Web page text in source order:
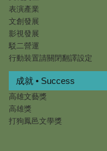
表演產業
文創發展
影視發展
駁二營運
行動裝置請關閉翻譯設定
成就 • Success
高雄文藝獎
高雄獎
打狗鳳邑文學獎